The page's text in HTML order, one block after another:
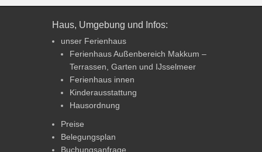
Haus, Umgebung und Infos:
unser Ferienhaus
Ferienhaus Außenbereich Makkum –
Terrassen, Garten und IJsselmeer
Ferienhaus innen
Kinderausstattung
Hausordnung
Preise
Belegungsplan
Buchungsanfrage